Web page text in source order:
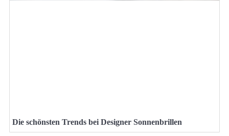
Die schönsten Trends bei Designer Sonnenbrillen